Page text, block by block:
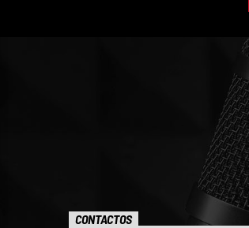
CONTACTOS